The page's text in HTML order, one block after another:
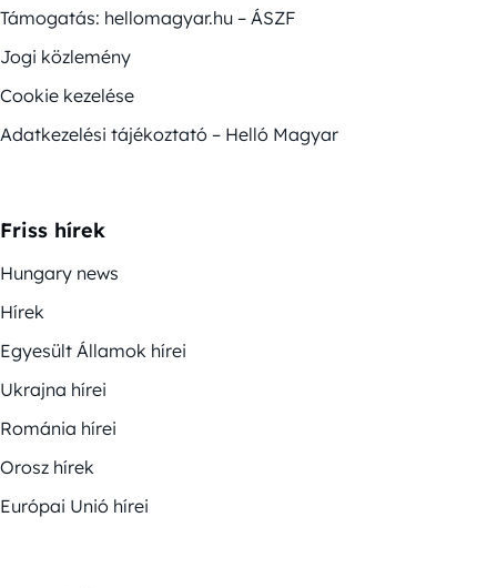
Támogatás: hellomagyar.hu – ÁSZF
Jogi közlemény
Cookie kezelése
Adatkezelési tájékoztató – Helló Magyar
Friss hírek
Hungary news
Hírek
Egyesült Államok hírei
Ukrajna hírei
Románia hírei
Orosz hírek
Európai Unió hírei